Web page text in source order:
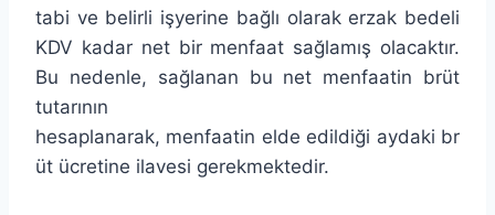
tabi ve belirli işyerine bağlı olarak erzak bedeli
KDV kadar net bir menfaat sağlamış olacaktır.
Bu nedenle, sağlanan bu net menfaatin brüt
tutarının
hesaplanarak, menfaatin elde edildiği aydaki br
üt ücretine ilavesi gerekmektedir.